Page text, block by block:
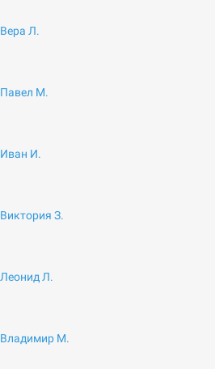
Вера Л.
Павел М.
Иван И.
Виктория З.
Леонид Л.
Владимир М.